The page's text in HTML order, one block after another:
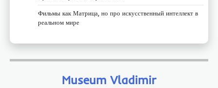
Фильмы как Матрица, но про искусственный интеллект в
реальном мире
Museum Vladimir